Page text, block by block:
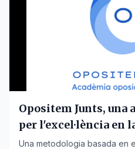
Opositem Junts, una
per l'excel·lència en
d'oposicions docents
Una metodologia basada en